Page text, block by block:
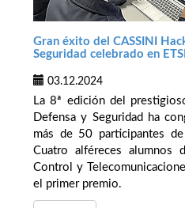
Gran éxito del CASSINI
Seguridad celebrado en
03.12.2024
La 8ª edición del
Defensa y Seguridad ha
más de 50 participantes
Cuatro alféreces
Control y
el primer premio.